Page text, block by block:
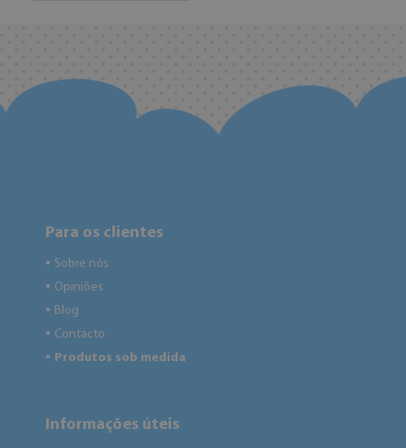
Para os clientes
● Sobre nós
● Opiniões
● Blog
● Contacto
● Produtos sob medida
Informações úteis